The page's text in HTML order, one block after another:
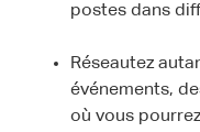
postes dans
Réseautez
événements,
où vous